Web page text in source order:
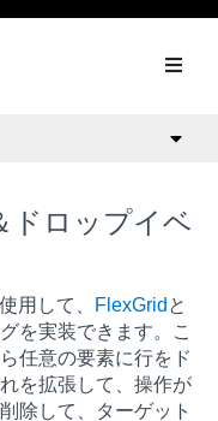
ドロップイベ
用して、 FlexGrid と
を実装できます。こ
任意の要素に行をド
を拡張して、操作が
除して、ターゲット